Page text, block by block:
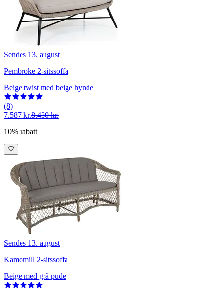
Sendes 13. august
Pembroke 2-sitssoffa
Beige twist med beige hynde
(8)
7.587 kr.8.430 kr.
10% rabatt
Sendes 13. august
Kamomill 2-sitssoffa
Beige med grå pude